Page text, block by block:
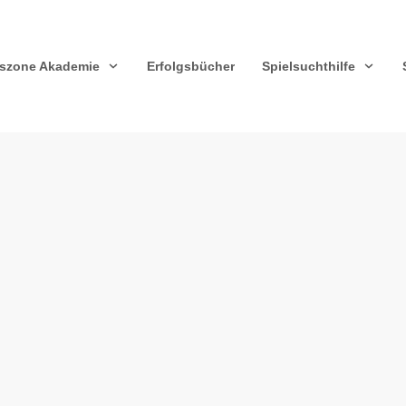
Akademie Erfolgsbücher Spielsuchthilfe